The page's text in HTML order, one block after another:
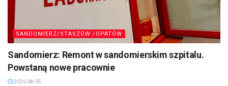
SANDOMIERZ/STASZÓW /OPATÓW
Sandomierz: Remont w sandomierskim szpitalu.
Powstaną nowe pracownie
2026-08-05